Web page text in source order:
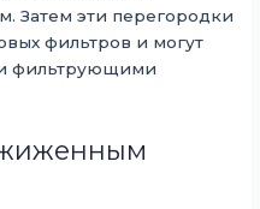
Затем эти перегородки
фильтров и могут
фильтрующими